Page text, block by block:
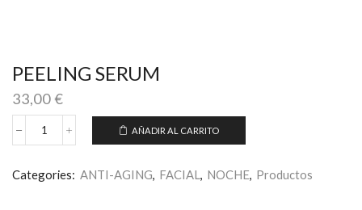
PEELING SERUM
33,00€
PEELING
AÑADIR AL CARRITO
Categories: ANTI-AGING, FACIAL, NOCHE, Productos